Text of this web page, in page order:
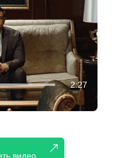
видео
2:27